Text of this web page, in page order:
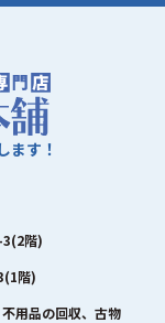
ます！
3(2階)
階)
用品の回収、古物